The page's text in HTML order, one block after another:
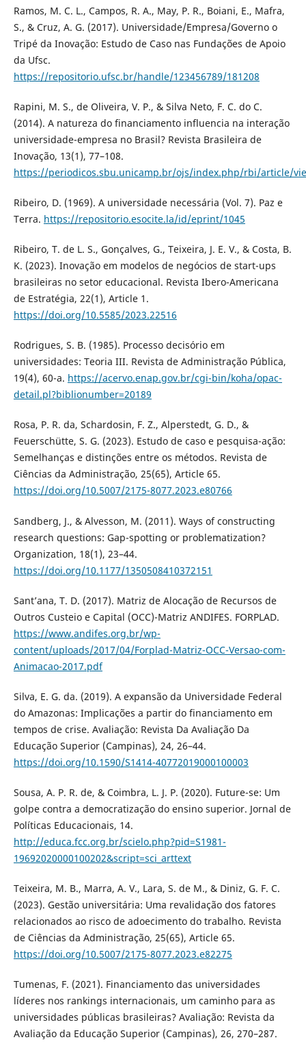
Ramos, M. C. L., Campos, R. A., May, P. R., Boiani, E., Mafra,
S., & Cruz, A. G. (2017). Universidade/Empresa/Governo o
Tripé da Inovação: Estudo de Caso nas Fundações de Apoio
da Ufsc.
https://repositorio.ufsc.br/handle/123456789/181208
Rapini, M. S., de Oliveira, V. P., & Silva Neto, F. C. do C.
(2014). A natureza do financiamento influencia na interação
universidade-empresa no Brasil? Revista Brasileira de
Inovação, 13(1), 77–108.
https://periodicos.sbu.unicamp.br/ojs/index.php/rbi/article/
Ribeiro, D. (1969). A universidade necessária (Vol. 7). Paz e
Terra. https://repositorio.esocite.la/id/eprint/1045
Ribeiro, T. de L. S., Gonçalves, G., Teixeira, J. E. V., & Costa, B.
K. (2023). Inovação em modelos de negócios de start-ups
brasileiras no setor educacional. Revista Ibero-Americana
de Estratégia, 22(1), Article 1.
https://doi.org/10.5585/2023.22516
Rodrigues, S. B. (1985). Processo decisório em
universidades: Teoria III. Revista de Administração Pública,
19(4), 60-a. https://acervo.enap.gov.br/cgi-bin/koha/opac-
detail.pl?biblionumber=20189
Rosa, P. R. da, Schardosin, F. Z., Alperstedt, G. D., &
Feuerschütte, S. G. (2023). Estudo de caso e pesquisa-ação:
Semelhanças e distinções entre os métodos. Revista de
Ciências da Administração, 25(65), Article 65.
https://doi.org/10.5007/2175-8077.2023.e80766
Sandberg, J., & Alvesson, M. (2011). Ways of constructing
research questions: Gap-spotting or problematization?
Organization, 18(1), 23–44.
https://doi.org/10.1177/1350508410372151
Sant’ana, T. D. (2017). Matriz de Alocação de Recursos de
Outros Custeio e Capital (OCC)-Matriz ANDIFES. FORPLAD.
https://www.andifes.org.br/wp-
content/uploads/2017/04/Forplad-Matriz-OCC-Versao-com-
Animacao-2017.pdf
Silva, E. G. da. (2019). A expansão da Universidade Federal
do Amazonas: Implicações a partir do financiamento em
tempos de crise. Avaliação: Revista Da Avaliação Da
Educação Superior (Campinas), 24, 26–44.
https://doi.org/10.1590/S1414-40772019000100003
Sousa, A. P. R. de, & Coimbra, L. J. P. (2020). Future-se: Um
golpe contra a democratização do ensino superior. Jornal de
Políticas Educacionais, 14.
http://educa.fcc.org.br/scielo.php?pid=S1981-
19692020000100202&script=sci_arttext
Teixeira, M. B., Marra, A. V., Lara, S. de M., & Diniz, G. F. C.
(2023). Gestão universitária: Uma revalidação dos fatores
relacionados ao risco de adoecimento do trabalho. Revista
de Ciências da Administração, 25(65), Article 65.
https://doi.org/10.5007/2175-8077.2023.e82275
Tumenas, F. (2021). Financiamento das universidades
líderes nos rankings internacionais, um caminho para as
universidades públicas brasileiras? Avaliação: Revista da
Avaliação da Educação Superior (Campinas), 26, 270–287.